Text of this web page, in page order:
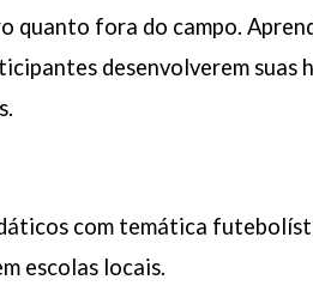
quanto fora do campo.
desenvolverem suas
com temática
escolas locais.